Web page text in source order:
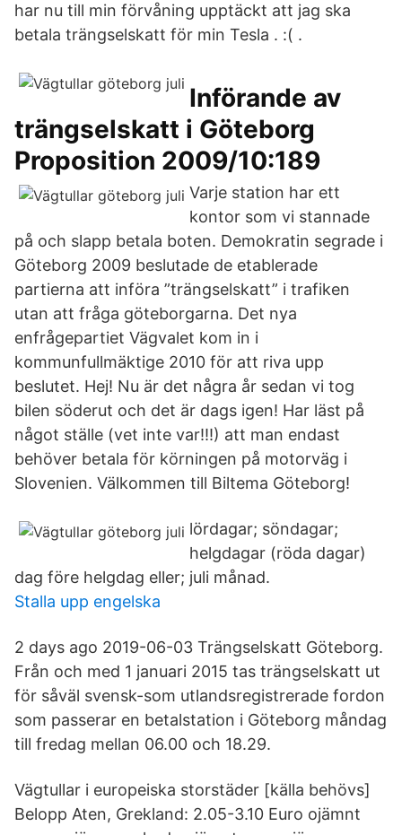
har nu till min förvåning upptäckt att jag ska
betala trängselskatt för min Tesla . :( .
Införande av
trängselskatt i Göteborg
Proposition 2009/10:189
Varje station har ett
kontor som vi stannade
på och slapp betala boten. Demokratin segrade i
Göteborg 2009 beslutade de etablerade
partierna att införa ”trängselskatt” i trafiken
utan att fråga göteborgarna. Det nya
enfrågepartiet Vägvalet kom in i
kommunfullmäktige 2010 för att riva upp
beslutet. Hej! Nu är det några år sedan vi tog
bilen söderut och det är dags igen! Har läst på
något ställe (vet inte var!!!) att man endast
behöver betala för körningen på motorväg i
Slovenien. Välkommen till Biltema Göteborg!
lördagar; söndagar;
helgdagar (röda dagar)
dag före helgdag eller; juli månad.
Stalla upp engelska
2 days ago 2019-06-03 Trängselskatt Göteborg.
Från och med 1 januari 2015 tas trängselskatt ut
för såväl svensk-som utlandsregistrerade fordon
som passerar en betalstation i Göteborg måndag
till fredag mellan 06.00 och 18.29.
Vägtullar i europeiska storstäder [källa behövs]
Belopp Aten, Grekland: 2.05-3.10 Euro ojämnt